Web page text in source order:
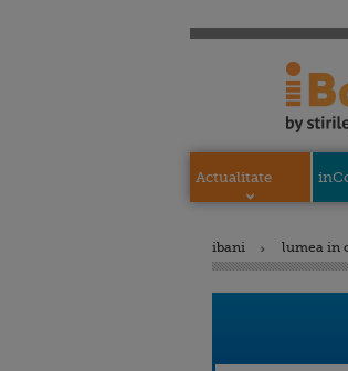
Actualitate
ibani lumea in